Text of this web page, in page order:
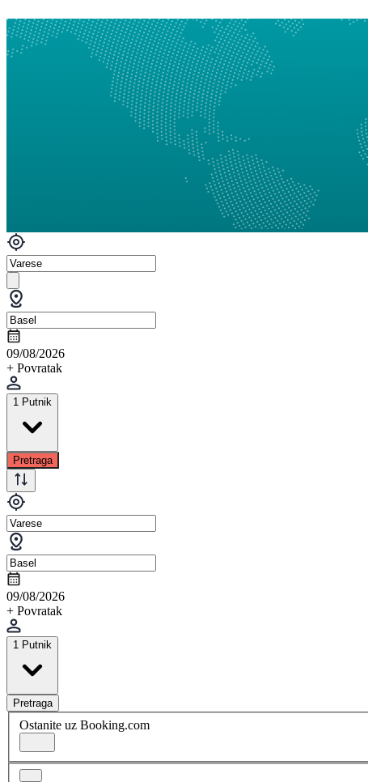
09/08/2026
+ Povratak
1 Putnik
Pretraga
09/08/2026
+ Povratak
1 Putnik
Pretraga
Ostanite uz Booking.com